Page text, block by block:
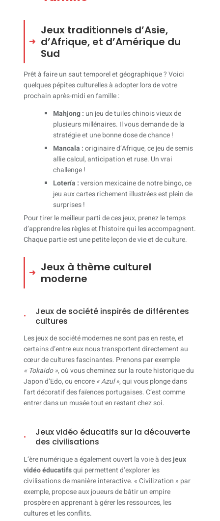
Jeux traditionnels d’Asie,
d’Afrique, et d’Amérique du
Sud
Prêt à faire un saut temporel et géographique ? Voici
quelques pépites culturelles à adopter lors de votre
prochain après-midi en famille :
Mahjong : un jeu de tuiles chinois vieux de
plusieurs millénaires. Il vous demande de la
stratégie et une bonne dose de chance !
Mancala :originaire d’Afrique, ce jeu de semis
allie calcul, anticipation et ruse. Un vrai
challenge !
Lotería :version mexicaine de notre bingo, ce
jeu aux cartes richement illustrées est plein de
surprises !
Pour tirer le meilleur parti de ces jeux, prenez le temps
d’apprendre les règles et l’histoire qui les accompagnent.
Chaque partie est une petite leçon de vie et de culture.
Jeux à thème culturel
moderne
Jeux de société inspirés de différentes
cultures
Les jeux de société modernes ne sont pas en reste, et
certains d’entre eux nous transportent directement au
cœur de cultures fascinantes. Prenons par exemple
« Tokaido », où vous cheminez sur la route historique du
Japon d’Edo, ou encore« Azul », qui vous plonge dans
l’art décoratif des faïences portugaises. C’est comme
entrer dans un musée tout en restant chez soi.
Jeux vidéo éducatifs sur la découverte
des civilisations
L’ère numérique a également ouvert la voie à desjeux
vidéo éducatifsqui permettent d’explorer les
civilisations de manière interactive. « Civilization » par
exemple, propose aux joueurs de bâtir un empire
prospère en apprenant à gérer les ressources, les
cultures et les conflits.